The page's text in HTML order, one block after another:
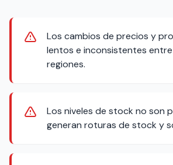
Los cambios de precios y
lentos e inconsistentes
regiones.
Los niveles de stock no son
generan roturas de stock y